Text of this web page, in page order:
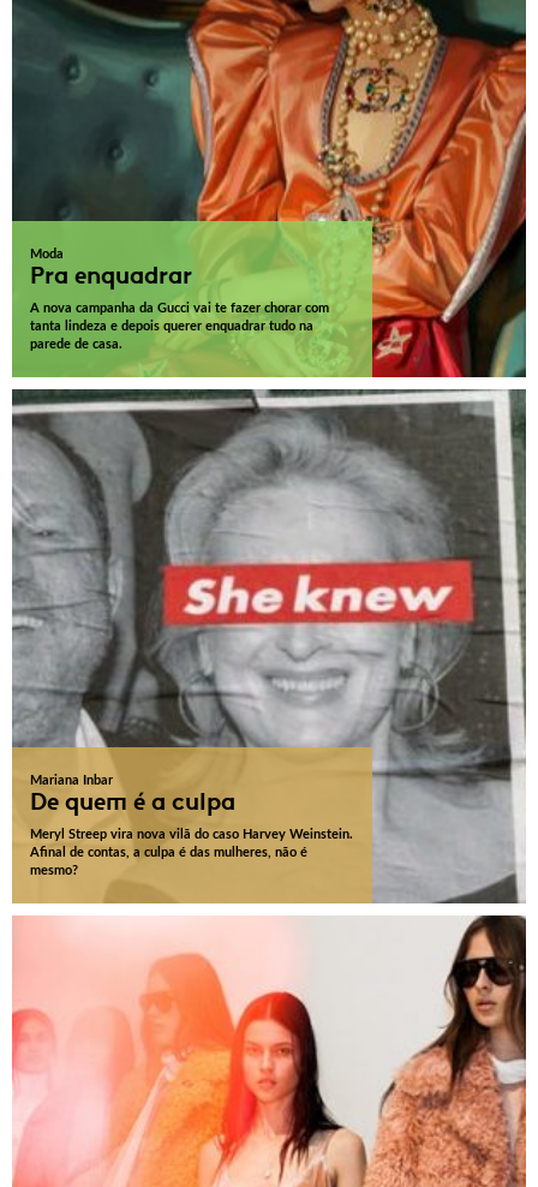
Moda
Pra enquadrar
A nova campanha da Gucci vai te fazer chorar com
tanta lindeza e depois querer enquadrar tudo na
parede de casa.
Mariana Inbar
De quem é a culpa
Meryl Streep vira nova vilã do caso Harvey Weinstein.
Afinal de contas, a culpa é das mulheres, não é
mesmo?